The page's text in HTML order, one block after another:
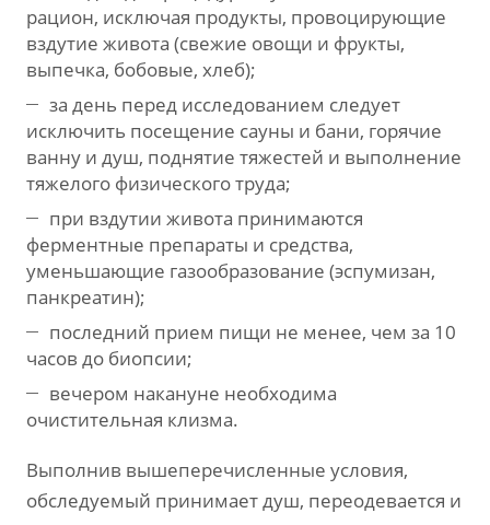
рацион, исключая продукты, провоцирующие
вздутие живота (свежие овощи и фрукты,
выпечка, бобовые, хлеб);
за день перед исследованием следует
исключить посещение сауны и бани, горячие
ванну и душ, поднятие тяжестей и выполнение
тяжелого физического труда;
при вздутии живота принимаются
ферментные препараты и средства,
уменьшающие газообразование (эспумизан,
панкреатин);
последний прием пищи не менее, чем за 10
часов до биопсии;
вечером накануне необходима
очистительная клизма.
Выполнив вышеперечисленные условия,
обследуемый принимает душ, переодевается и